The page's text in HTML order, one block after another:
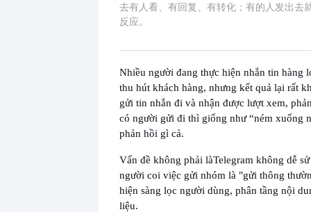
去有人看、有回复、有转化；有的人发出去
反应。
Nhiều người đang thực hiện nhắn tin hàng
thu hút khách hàng, nhưng kết quả lại rất
gửi tin nhắn đi và nhận được lượt xem,
có người gửi đi thì giống như “ném xuống
phản hồi gì cả.
Vấn đề không phải làTelegram không dễ
người coi việc gửi nhóm là "gửi thông
hiện sàng lọc người dùng, phân tầng nội
liệu.